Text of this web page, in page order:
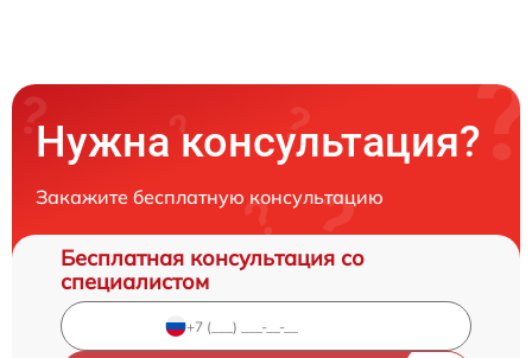
Нужна консультация?
Закажите бесплатную консультацию
Бесплатная консультация со
специалистом